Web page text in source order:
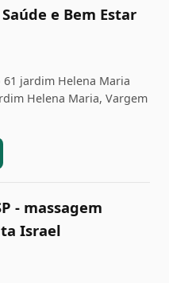
e Bem Estar
jardim Helena Maria
Helena Maria, Vargem
- massagem
Israel